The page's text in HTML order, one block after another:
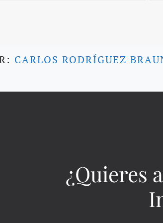
CARLOS RODRÍGUEZ
¿Quieres